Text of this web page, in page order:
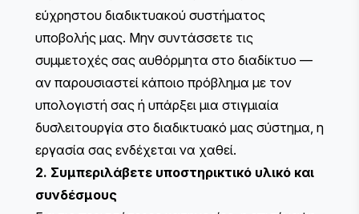
εύχρηστου διαδικτυακού συστήματος
υποβολής μας. Μην συντάσσετε τις
συμμετοχές σας αυθόρμητα στο διαδίκτυο —
αν παρουσιαστεί κάποιο πρόβλημα με τον
υπολογιστή σας ή υπάρξει μια στιγμιαία
δυσλειτουργία στο διαδικτυακό μας σύστημα, η
εργασία σας ενδέχεται να χαθεί.
2. Συμπεριλάβετε υποστηρικτικό υλικό και
συνδέσμους